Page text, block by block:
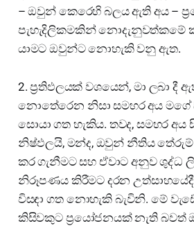
– ඔවුන් කෙරෙහි බලය ඇති අය –
පැහැදිලිකමකින් නොදැනුවත්කමේ
යාමට ඔවුන්ට නොහැකි වනු ඇත.
2. ප්‍රතිඵලයක් වශයෙන්, මා ලබා දී
නොතේරෙන නිසා සමහර අය මගේ
සොයා ගත හැකිය. තවද, සමහර අය
නිෂ්ඵලයි, මන්ද, ඔවුන් නීතිය තේරුම්
කර ගැනීමට සහ ඒවාට අනුව ශුද්ධ
නිරූපණය කිරීමට දරන
විසඳා ගත නොහැකි බැවිනි. මේ
කිසිවකුට ප්‍රයෝජනයක් නැති බවත්